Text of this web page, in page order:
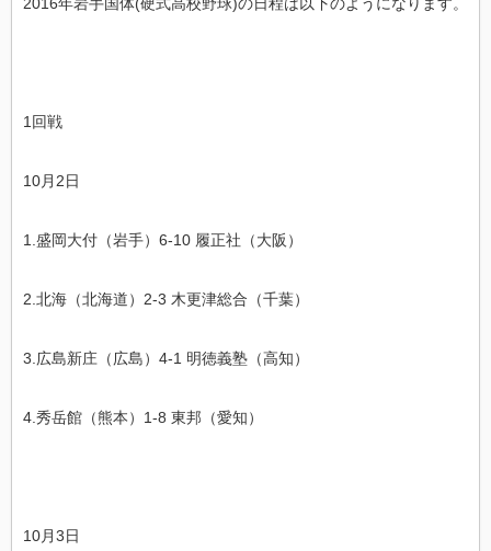
1回戦
10月2日
1.盛岡大付（岩手）6-10 履正社（大阪）
2.北海（北海道）2-3 木更津総合（千葉）
3.広島新庄（広島）4-1 明徳義塾（高知）
4.秀岳館（熊本）1-8 東邦（愛知）
10月3日